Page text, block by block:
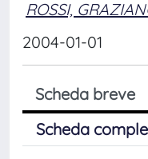
ROSSI,
2004-01-01
Scheda breve
Scheda